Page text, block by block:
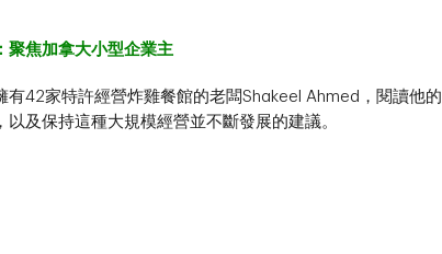
聚焦加拿大小型企業主
有42家特許經營炸雞餐館的老闆Shakeel Ahmed，閱讀他的
以及保持這種大規模經營並不斷發展的建議。